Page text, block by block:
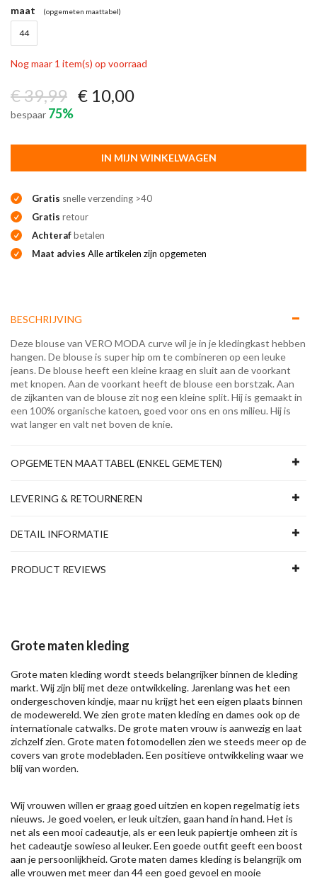
maat (opgemeten maattabel)
44
Nog maar 1 item(s) op voorraad
€ 39,99 € 10,00
bespaar 75%
IN MIJN WINKELWAGEN
Gratis snelle verzending >40
Gratis retour
Achterafbetalen
Maat advies Alle artikelen zijn opgemeten
BESCHRIJVING
Deze blouse van VERO MODA curve wil je in je kledingkast hebben
hangen. De blouse is super hip om te combineren op een leuke
jeans. De blouse heeft een kleine kraag en sluit aan de voorkant
met knopen. Aan de voorkant heeft de blouse een borstzak. Aan
de zijkanten van de blouse zit nog een kleine split. Hij is gemaakt in
een 100% organische katoen, goed voor ons en ons milieu. Hij is
wat langer en valt net boven de knie.
OPGEMETEN MAATTABEL (ENKEL GEMETEN)
LEVERING & RETOURNEREN
DETAIL INFORMATIE
PRODUCT REVIEWS
Grote maten kleding
Grote maten kleding wordt steeds belangrijker binnen de kleding
markt. Wij zijn blij met deze ontwikkeling. Jarenlang was het een
ondergeschoven kindje, maar nu krijgt het een eigen plaats binnen
de modewereld. We zien grote maten kleding en dames ook op de
internationale catwalks. De grote maten vrouw is aanwezig en laat
zichzelf zien. Grote maten fotomodellen zien we steeds meer op de
covers van grote modebladen. Een positieve ontwikkeling waar we
blij van worden.
Wij vrouwen willen er graag goed uitzien en kopen regelmatig iets
nieuws. Je goed voelen, er leuk uitzien, gaan hand in hand. Het is
net als een mooi cadeautje, als er een leuk papiertje omheen zit is
het cadeautje sowieso al leuker. Een goede outfit geeft een boost
aan je persoonlijkheid. Grote maten dames kleding is belangrijk om
alle vrouwen met meer dan 44 een goed gevoel en mooie